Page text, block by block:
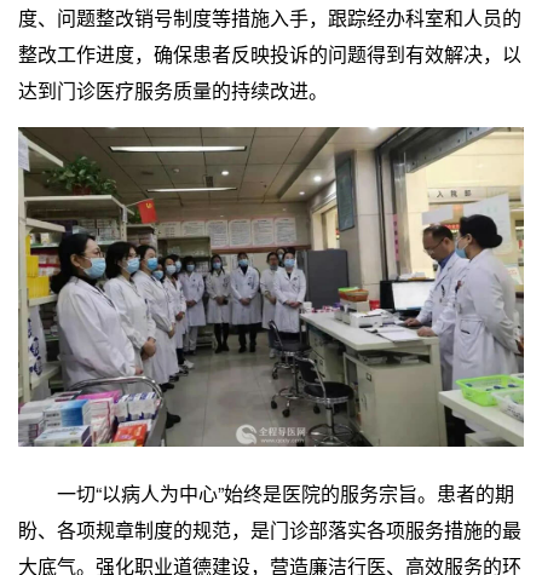
度、问题整改销号制度等措施入手，跟踪经办科室和人员的
整改工作进度，确保患者反映投诉的问题得到有效解决，以
达到门诊医疗服务质量的持续改进。
一切“以病人为中心”始终是医院的服务宗旨。患者的期
盼、各项规章制度的规范，是门诊部落实各项服务措施的最
大底气。强化职业道德建设，营造廉洁行医、高效服务的环